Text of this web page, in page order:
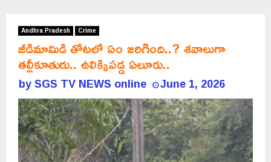
Andhra Pradesh Crime
జీడిమామిడి తోటలో ఏం జరిగింది..? శవాలుగా
తల్లీకూతురు.. ఉలిక్కిపడ్డ ఏలూరు..
bySGS TV NEWS online June 1, 2026